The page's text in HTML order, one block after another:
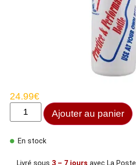
24.99€
Ajouter au panier
En stock
Livré sous 3 – 7 jours avec La Poste